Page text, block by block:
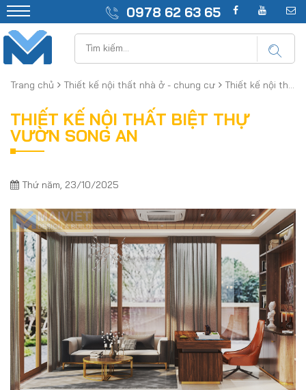
0978 62 63 65
Trang chủ Thiết kế nội thất nhà ở - chung cư Thiết kế nội thất biệt thự vườn Song An
THIẾT KẾ NỘI THẤT BIỆT THỰ
VƯỜN SONG AN
Thứ năm, 23/10/2025